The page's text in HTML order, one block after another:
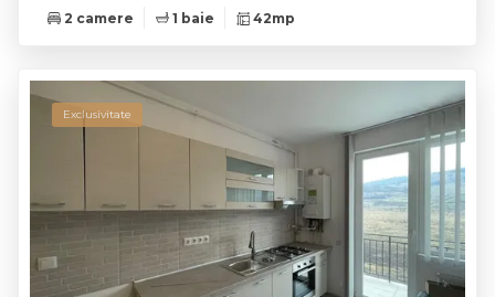
2 camere 1 baie 42mp
Exclusivitate